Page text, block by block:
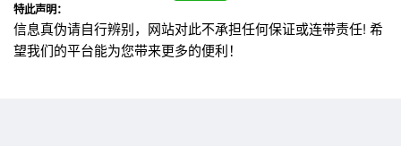
特此声明：
信息真伪请自行辨别，网站对此不承担任何保证或连带责任! 希
望我们的平台能为您带来更多的便利！